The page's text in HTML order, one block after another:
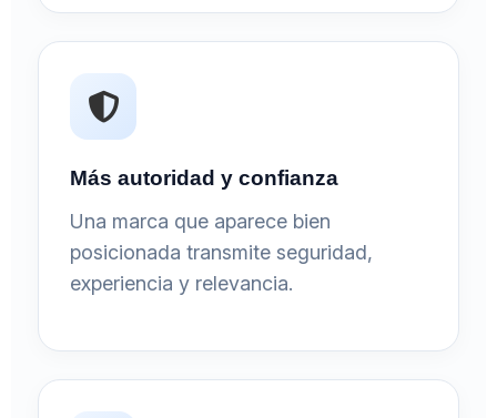
Más autoridad y confianza
Una marca que aparece bien
posicionada transmite seguridad,
experiencia y relevancia.